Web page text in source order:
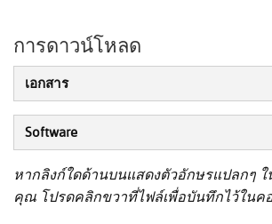
การดาวน์โหลด
เอกสาร
Software
หากลิงก์ใดด้านบนแสดงตัวอักษรแปลกๆ ใ
คุณ โปรดคลิกขวาที่ไฟล์เพื่อบันทึกไว้ในค